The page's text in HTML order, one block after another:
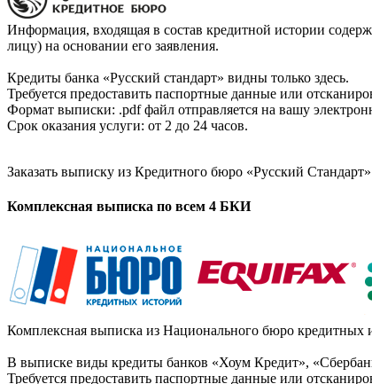
Информация, входящая в состав кредитной истории
лицу) на основании его заявления.
Кредиты банка «Русский стандарт» видны только здесь.
Требуется предоставить паспортные данные или
Формат выписки: .pdf файл отправляется на вашу
Срок оказания услуги: от 2 до 24 часов.
Заказать выписку из Кредитного бюро «Русский
Комплексная выписка по всем 4 БКИ
Комплексная выписка из Национального бюро кредитных
В выписке виды кредиты банков «Хоум Кредит»,
Требуется предоставить паспортные данные или